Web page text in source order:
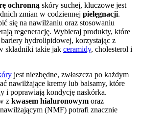
ochronną skóry suchej, kluczowe jest
zmian w codziennej pielęgnacji.
się na nawilżaniu oraz stosowaniu
regenerację. Wybieraj produkty, które
hydrolipidowej, korzystając z
składniki takie jak ceramidy, cholesterol i
jest niezbędne, zwłaszcza po każdym
nawilżające kremy lub balsamy, które
i poprawiają kondycję naskórka.
z kwasem hialuronowym oraz
(NMF) potrafi znacznie